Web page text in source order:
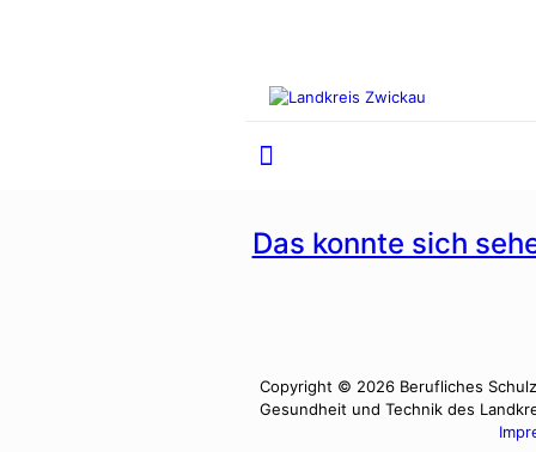
Das kon­nte sich
Copyright © 2026 Berufliches
Gesundheit und Technik des